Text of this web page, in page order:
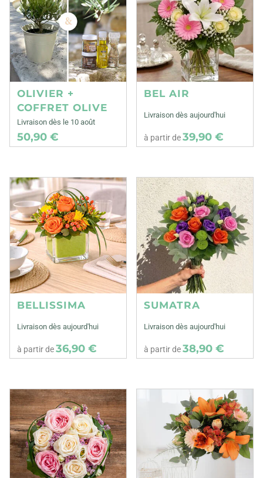
OLIVIER +
COFFRET OLIVE
Livraison dès le 10 août
50,90 €
BEL AIR
Livraison dès aujourd'hui
à partir de39,90 €
BELLISSIMA
Livraison dès aujourd'hui
à partir de36,90 €
SUMATRA
Livraison dès aujourd'hui
à partir de38,90 €